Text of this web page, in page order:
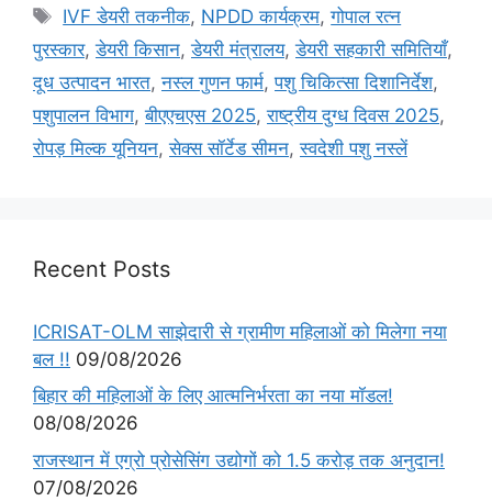
IVF डेयरी तकनीक, NPDD कार्यक्रम,गोपाल रत्न
पुरस्कार,डेयरी किसान,डेयरी मंत्रालय,डेयरी सहकारी समितियाँ,
दूध उत्पादन भारत,नस्ल गुणन फार्म,पशु चिकित्सा दिशानिर्देश,
पशुपालन विभाग,बीएएचएस 2025,राष्ट्रीय दुग्ध दिवस 2025,
रोपड़ मिल्क यूनियन,सेक्स सॉर्टेड सीमन,स्वदेशी पशु नस्लें
Recent Posts
ICRISAT-OLM साझेदारी से ग्रामीण महिलाओं को मिलेगा नया
बल !! 09/08/2026
बिहार की महिलाओं के लिए आत्मनिर्भरता का नया मॉडल!
08/08/2026
राजस्थान में एग्रो प्रोसेसिंग उद्योगों को 1.5 करोड़ तक अनुदान!
07/08/2026